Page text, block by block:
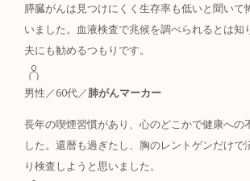
膵臓がんは見つけにくく生存率も低いと聞いて
いました。血液検査で兆候を調べられるとは知
夫にも勧めるつもりです。
男性／60代／肺がんマーカー
長年の喫煙習慣があり、心のどこかで健康への
した。還暦も過ぎたし、胸のレントゲンだけで
り検査しようと思いました。